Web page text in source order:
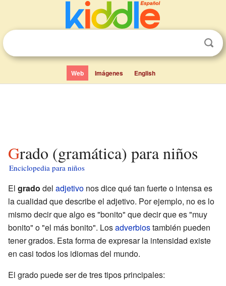
Web Imágenes English
Grado (gramática) para niños
Enciclopedia para niños
El grado del adjetivo nos dice qué tan fuerte o intensa es
la cualidad que describe el adjetivo. Por ejemplo, no es lo
mismo decir que algo es "bonito" que decir que es "muy
bonito" o "el más bonito". Losadverbiostambién pueden
tener grados. Esta forma de expresar la intensidad existe
en casi todos los idiomas del mundo.
El grado puede ser de tres tipos principales: